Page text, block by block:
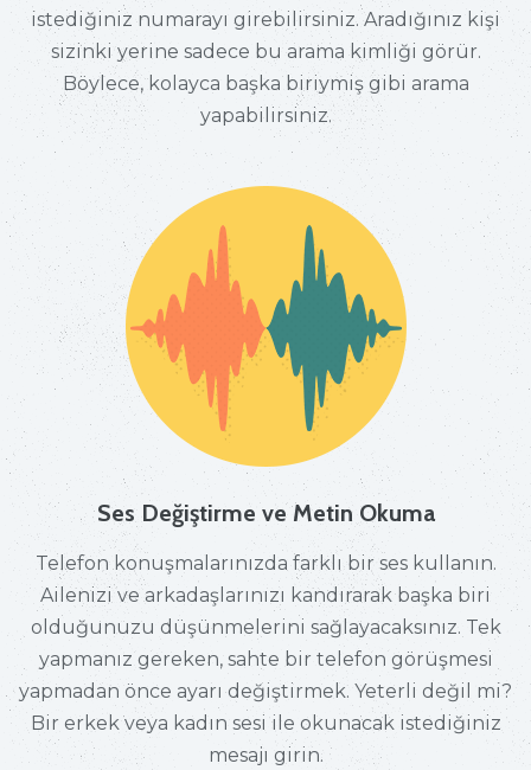
istediğiniz numarayı girebilirsiniz. Aradığınız kişi
sizinki yerine sadece bu arama kimliği görür.
Böylece, kolayca başka biriymiş gibi arama
yapabilirsiniz.
Ses Değiştirme ve Metin Okuma
Telefon konuşmalarınızda farklı bir ses kullanın.
Ailenizi ve arkadaşlarınızı kandırarak başka biri
olduğunuzu düşünmelerini sağlayacaksınız. Tek
yapmanız gereken, sahte bir telefon görüşmesi
yapmadan önce ayarı değiştirmek. Yeterli değil mi?
Bir erkek veya kadın sesi ile okunacak istediğiniz
mesajı girin.